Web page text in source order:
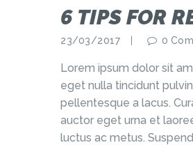
6 TIPS FOR
23/03/2017 0
Lorem ipsum dolor sit
eget nulla tincidunt
pellentesque a lacus.
auctor eget urna et
luctus ac metus.